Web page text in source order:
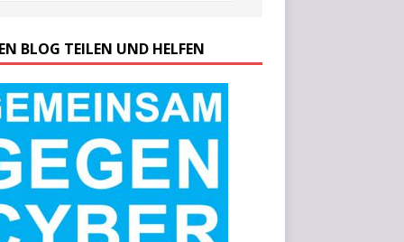
BLOG TEILEN UND HELFEN